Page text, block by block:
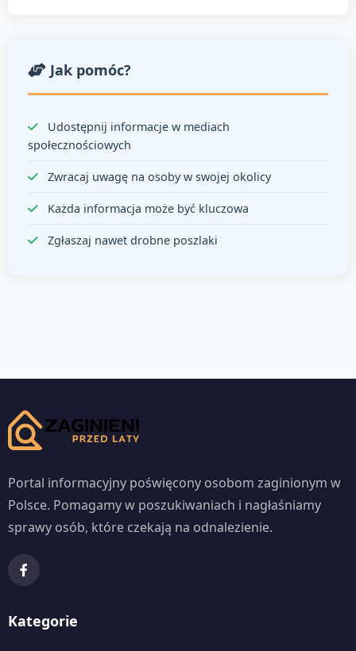
Jak pomóc?
Udostępnij informacje w mediach
społecznościowych
Zwracaj uwagę na osoby w swojej okolicy
Każda informacja może być kluczowa
Zgłaszaj nawet drobne poszlaki
Portal informacyjny poświęcony osobom zaginionym w
Polsce. Pomagamy w poszukiwaniach i nagłaśniamy
sprawy osób, które czekają na odnalezienie.
Kategorie